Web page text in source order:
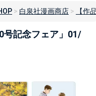
白泉社漫画商店 【作
号記念フェア」01/